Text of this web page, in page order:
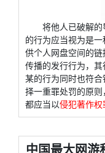
将他人已破解
的行为应当视为是
供个人网盘空间的
传播的发行行为，
某的行为同时也符
择一重罪处罚的原则
都应当以侵犯著作权
中国最大网游